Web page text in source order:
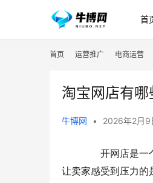
首
首页 运营推广 电商运营
淘宝网店有哪
牛博网 • 2026年2月9
开网店是一个
让卖家感受到压力的